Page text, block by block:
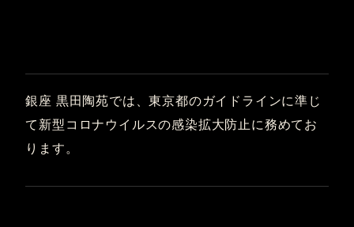
銀座 黒田陶苑では、東京都のガイドラインに準じ
て新型コロナウイルスの感染拡大防止に務めてお
ります。